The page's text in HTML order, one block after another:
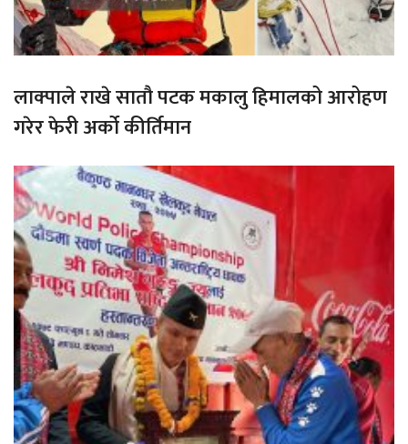
लाक्पाले राखे सातौ पटक मकालु हिमालको आरोहण
गरेर फेरी अर्को कीर्तिमान